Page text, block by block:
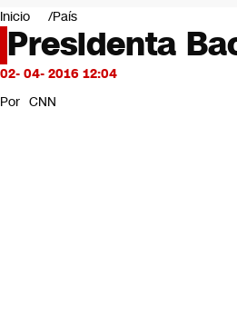
Mundo
Negocios
Deportes
Programas completos
Servicios
Inicio País
Presidenta
02- 04- 2016 12:04
Por CNN